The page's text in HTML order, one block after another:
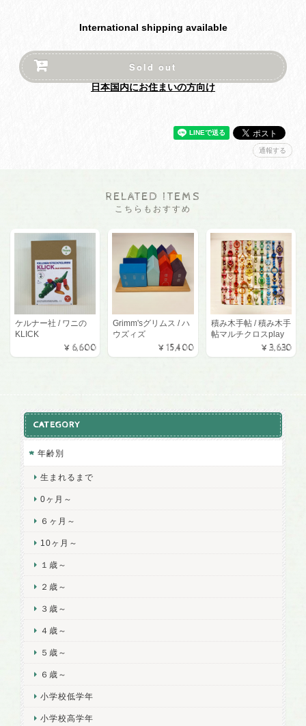
International shipping available
Sold out
日本国内にお住まいの方向け
通報する
RELATED ITEMS
こちらもおすすめ
ケルナー社 / ワニの
KLICK
¥6,600
Grimm'sグリムス / ハ
ウズィズ
¥15,400
積み木手帖 / 積み木手
帖マルチクロスplay
¥3,630
CATEGORY
年齢別
生まれるまで
0ヶ月～
６ヶ月～
10ヶ月～
１歳～
２歳～
３歳～
４歳～
５歳～
６歳～
小学校低学年
小学校高学年